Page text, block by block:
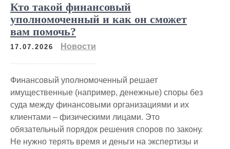
Кто такой финансовый
уполномоченный и как он сможет
вам помочь?
17.07.2026 Новости
Финансовый уполномоченный решает
имущественные (например, денежные) споры без
суда между финансовыми организациями и их
клиентами – физическими лицами. Это
обязательный порядок решения споров по закону.
Не нужно терять время и деньги на экспертизы и